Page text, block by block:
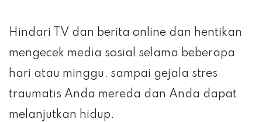
Hindari TV dan berita online dan hentikan
mengecek media sosial selama beberapa
hari atau minggu, sampai gejala stres
traumatis Anda mereda dan Anda dapat
melanjutkan hidup.